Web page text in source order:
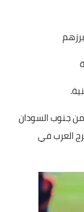
جنوب السودان
ملعب برج العرب في